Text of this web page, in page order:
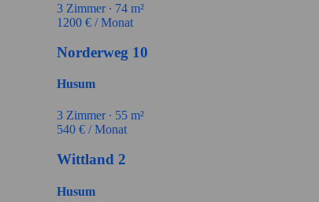
3 Zimmer ∙ 74 m²
1200 € / Monat
Norderweg 10
Husum
3 Zimmer ∙ 55 m²
540 € / Monat
Wittland 2
Husum